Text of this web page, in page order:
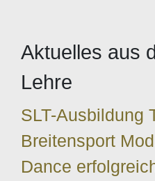
Aktuelles aus
Lehre
SLT-Ausbildung
Breitensport
Dance